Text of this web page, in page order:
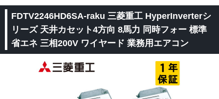
FDTV2246HD6SA-raku 三菱重工 HyperInverterシ
リーズ 天井カセット4方向 8馬力 同時フォー 標準
省エネ 三相200V ワイヤード 業務用エアコン